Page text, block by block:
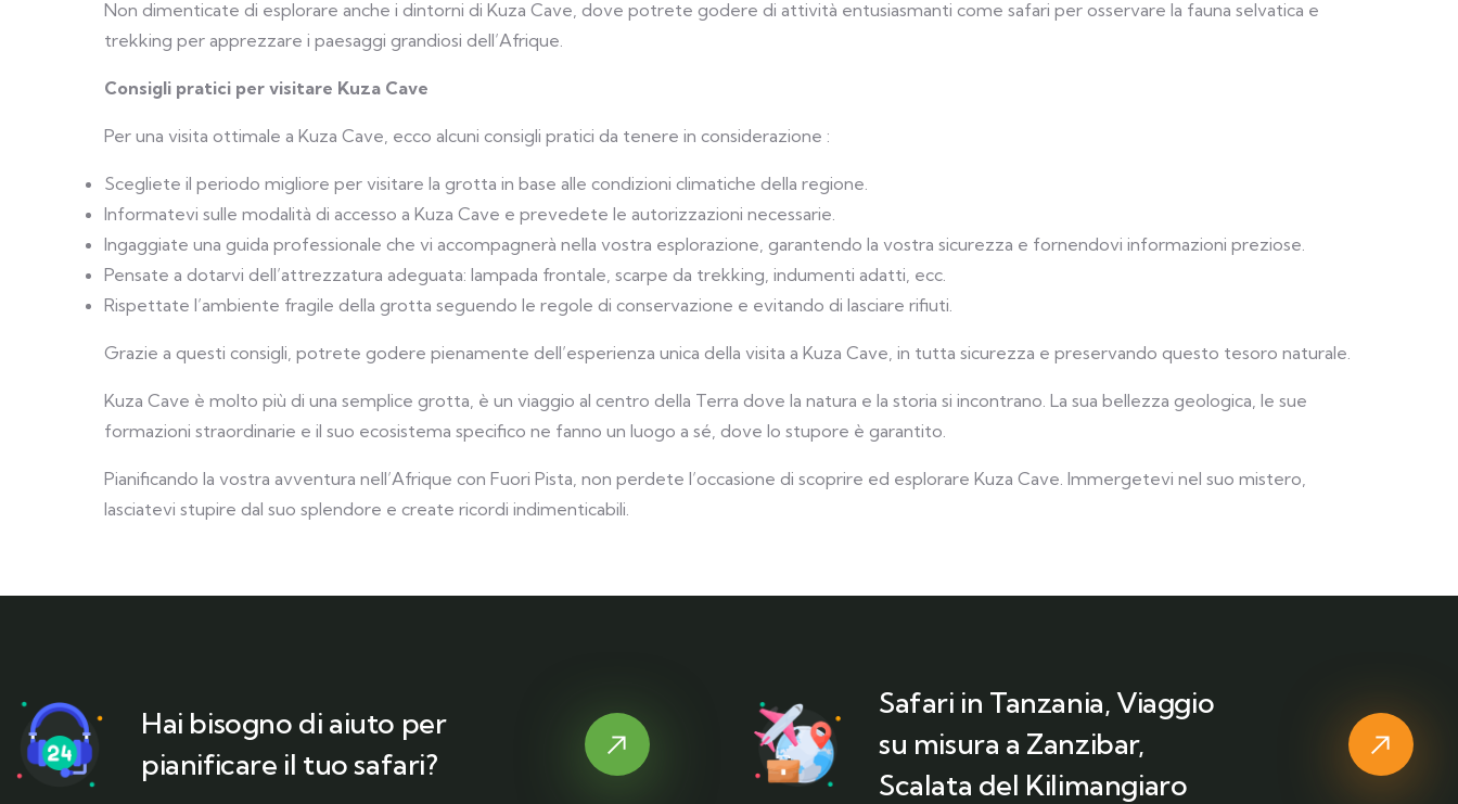
Non dimenticate di esplorare anche i dintorni di Kuza Cave, dove potrete godere di attività entusiasmanti come safari per osservare la fauna selvatica e
trekking per apprezzare i paesaggi grandiosi dell’Afrique.
Consigli pratici per visitare Kuza Cave
Per una visita ottimale a Kuza Cave, ecco alcuni consigli pratici da tenere in considerazione :
Scegliete il periodo migliore per visitare la grotta in base alle condizioni climatiche della regione.
Informatevi sulle modalità di accesso a Kuza Cave e prevedete le autorizzazioni necessarie.
Ingaggiate una guida professionale che vi accompagnerà nella vostra esplorazione, garantendo la vostra sicurezza e fornendovi informazioni preziose.
Pensate a dotarvi dell’attrezzatura adeguata: lampada frontale, scarpe da trekking, indumenti adatti, ecc.
Rispettate l’ambiente fragile della grotta seguendo le regole di conservazione e evitando di lasciare rifiuti.
Grazie a questi consigli, potrete godere pienamente dell’esperienza unica della visita a Kuza Cave, in tutta sicurezza e preservando questo tesoro naturale.
Kuza Cave è molto più di una semplice grotta, è un viaggio al centro della Terra dove la natura e la storia si incontrano. La sua bellezza geologica, le sue
formazioni straordinarie e il suo ecosistema specifico ne fanno un luogo a sé, dove lo stupore è garantito.
Pianificando la vostra avventura nell’Afrique con Fuori Pista, non perdete l’occasione di scoprire ed esplorare Kuza Cave. Immergetevi nel suo mistero,
lasciatevi stupire dal suo splendore e create ricordi indimenticabili.
Hai bisogno di aiuto per
pianificare il tuo safari?
Safari in Tanzania, Viaggio
su misura a Zanzibar,
Scalata del Kilimangiaro